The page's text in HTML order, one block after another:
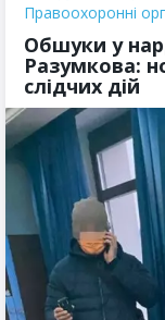
Правоохоронні
Обшуки у
Разумкова:
слідчих дій